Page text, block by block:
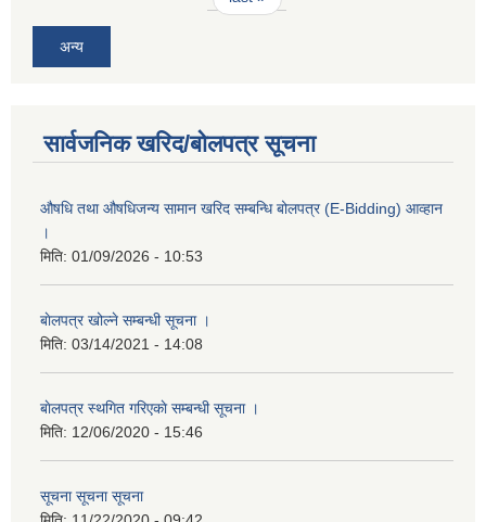
अन्य
सार्वजनिक खरिद/बोलपत्र सूचना
औषधि तथा औषधिजन्य सामान खरिद सम्बन्धि बोलपत्र (E-Bidding) आव्हान
।
मिति: 01/09/2026 - 10:53
बाेलपत्र खोल्ने सम्बन्धी सूचना ।
मिति: 03/14/2021 - 14:08
बाेलपत्र स्थगित गरिएकाे सम्बन्धी सूचना ।
मिति: 12/06/2020 - 15:46
सूचना सूचना सूचना